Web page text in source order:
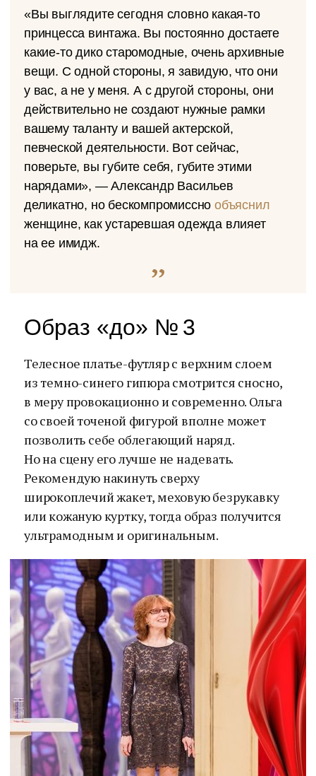
«Вы выглядите сегодня словно какая-то
принцесса винтажа. Вы постоянно достаете
какие-то дико старомодные, очень архивные
вещи. С одной стороны, я завидую, что они
у вас, а не у меня. А с другой стороны, они
действительно не создают нужные рамки
вашему таланту и вашей актерской,
певческой деятельности. Вот сейчас,
поверьте, вы губите себя, губите этими
нарядами», — Александр Васильев
деликатно, но бескомпромисснообъяснил
женщине, как устаревшая одежда влияет
на ее имидж.
Образ «до» № 3
Телесное платье-футляр с верхним слоем
из темно-синего гипюра смотрится сносно,
в меру провокационно и современно. Ольга
со своей точеной фигурой вполне может
позволить себе облегающий наряд.
Но на сцену его лучше не надевать.
Рекомендую накинуть сверху
широкоплечий жакет, меховую безрукавку
или кожаную куртку, тогда образ получится
ультрамодным и оригинальным.